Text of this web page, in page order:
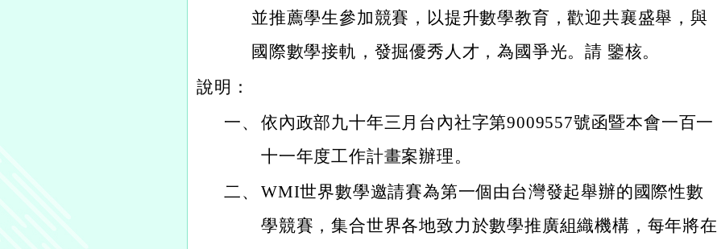
並推薦學生參加競賽，以提升數學教育，歡迎共襄盛舉，與
國際數學接軌，發掘優秀人才，為國爭光。請 鑒核。
說明：
一、 依內政部九十年三月台內社字第9009557號函暨本會一百一
十一年度工作計畫案辦理。
二、 WMI世界數學邀請賽為第一個由台灣發起舉辦的國際性數
學競賽，集合世界各地致力於數學推廣組織機構，每年將在